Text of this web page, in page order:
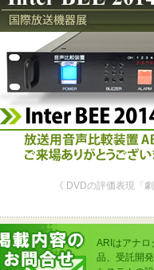
放送用音声比較装置 ABE-2100C
《 DVDの評価表現「
ARIはアナロ
品、受託開